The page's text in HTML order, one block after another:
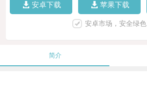
安卓下载 苹果下载
安卓市场，安全绿色
简介